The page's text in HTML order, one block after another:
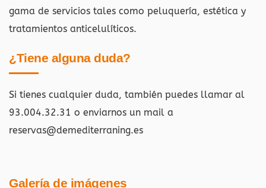
gama de servicios tales como peluquería, estética y
tratamientos anticelulíticos.
¿Tiene alguna duda?
Si tienes cualquier duda, también puedes llamar al
93.004.32.31 o enviarnos un mail a
reservas@demediterraning.es
Galería de imágenes